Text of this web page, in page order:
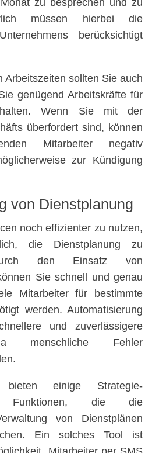
zu besprechen und zu
müssen hierbei die
berücksichtigt
Arbeitszeiten sollten Sie auch
genügend Arbeitskräfte für
Wenn Sie mit der
überfordert sind, können
Mitarbeiter negativ
zur Kündigung
von Dienstplanung
noch effizienter zu nutzen,
die Dienstplanung zu
den Einsatz von
Sie schnell und genau
Mitarbeiter für bestimmte
werden. Automatisierung
und zuverlässigere
menschliche Fehler
bieten einige Strategie-
Funktionen, die die
von Dienstplänen
Ein solches Tool ist